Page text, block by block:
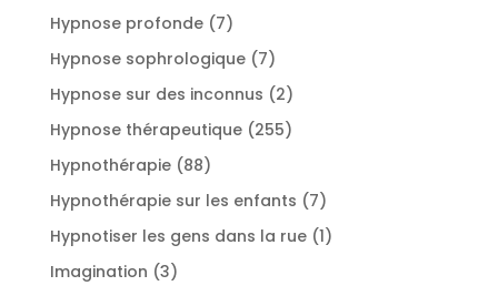
Hypnose profonde 77
produits
Hypnose sophrologique 77
produits
Hypnose sur des inconnus 22
produits
Hypnose thérapeutique 255255
Hypnothérapie 8888
produits
Hypnothérapie sur les enfants 77
produits
Hypnotiser les gens dans la rue 11
Imagination 33